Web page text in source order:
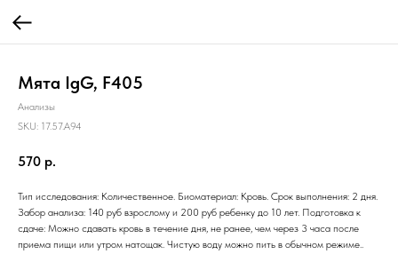
Мята IgG, F405
Анализы
SKU: 17.57.A94
570 р.
Тип исследования: Количественное. Биоматериал: Кровь. Срок выполнения: 2 дня.
Забор анализа: 140 руб взрослому и 200 руб ребенку до 10 лет. Подготовка к
сдаче: Можно сдавать кровь в течение дня, не ранее, чем через 3 часа после
приема пищи или утром натощак. Чистую воду можно пить в обычном режиме..